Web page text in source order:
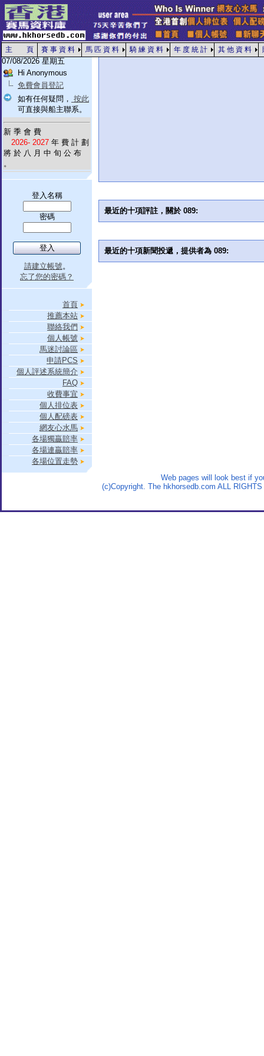
主 頁 賽 事 資 料 馬 匹 資 料 騎 練 資 料 年 度 統 計 其 他 資 料
07/08/2026 星期五
Hi Anonymous
免費會員登記
如有任何疑問， 按此
可直接與船主聯系。
新 季 會 費
2026- 2027 年 費 計 劃
將 於 八 月 中 旬 公 布
。
登入名稱
密碼
請建立帳號。
忘了您的密碼？
首頁
推薦本站
聯絡我們
個人帳號
馬迷討論區
申請PCS
個人評述系統簡介
FAQ
收費事宜
個人排位表
個人配磅表
網友心水馬
各場獨贏賠率
各場連贏賠率
各場位置走勢
最近的十項評註，關於 089:
最近的十項新聞投遞，提供者為 089:
Web pages will look best if
(c)Copyright. The hkhorsedb.com ALL